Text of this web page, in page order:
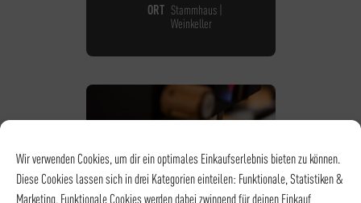
Wir verwenden Cookies, um dir ein optimales Einkaufserlebnis bieten zu können.
Diese Cookies lassen sich in drei Kategorien einteilen: Funktionale, Statistiken &
Marketing. Funktionale Cookies werden dabei zwingend für deinen Einkauf
ORT Stammhaus |
Weinkeller